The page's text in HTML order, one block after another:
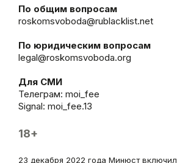
По общим вопросам
roskomsvoboda@rublacklist.net
По юридическим вопросам
legal@roskomsvoboda.org
Для СМИ
Телеграм: moi_fee
Signal: moi_fee.13
18+
23 декабря 2022 года Минюст включил